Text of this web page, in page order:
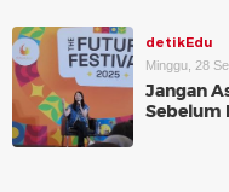
detikEdu
Minggu, 28
Jangan
Sebelum